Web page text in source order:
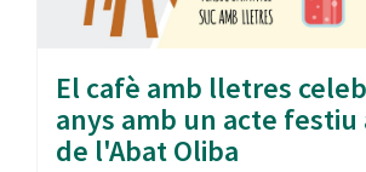
El cafè amb lletres
anys amb un acte festiu
de l'Abat Oliba